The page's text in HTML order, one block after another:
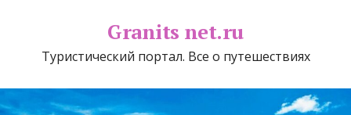
Granits net.ru
Туристический портал. Все о путешествиях